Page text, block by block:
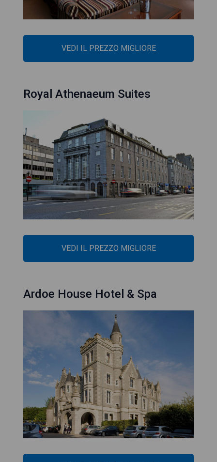
VEDI IL PREZZO MIGLIORE
Royal Athenaeum Suites
VEDI IL PREZZO MIGLIORE
Ardoe House Hotel & Spa